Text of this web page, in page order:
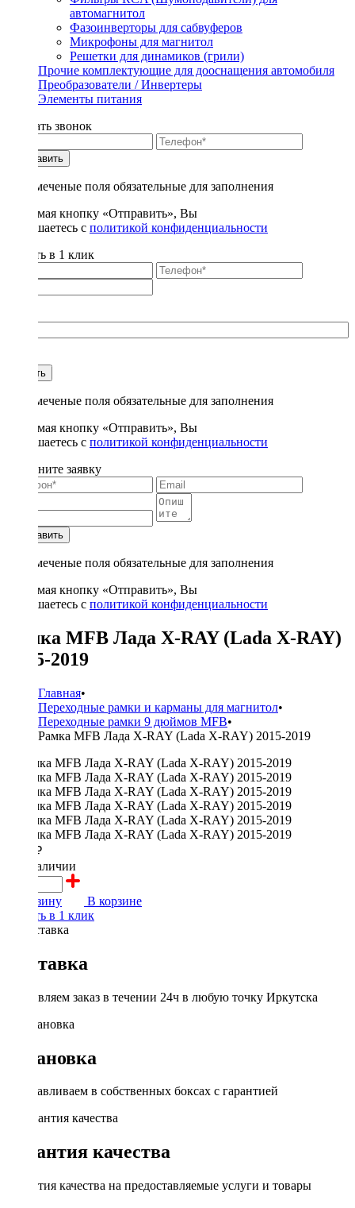
автомагнитол
Фазоинверторы для сабвуферов
Микрофоны для магнитол
Решетки для динамиков (грили)
Прочие комплектующие для дооснащения автомобиля
Преобразователи / Инвертеры
Элементы питания
Заказать звонок
Отправить
* - отмеченые поля обязательные для заполнения
Нажимая кнопку «Отправить», Вы
соглашаетесь с политикой конфиденциальности
Купить в 1 клик
Купить
* - отмеченые поля обязательные для заполнения
Нажимая кнопку «Отправить», Вы
соглашаетесь с политикой конфиденциальности
Заполните заявку
Отправить
* - отмеченые поля обязательные для заполнения
Нажимая кнопку «Отправить», Вы
соглашаетесь с политикой конфиденциальности
Рамка MFB Лада X-RAY (Lada X-RAY)
2015-2019
Главная•
Переходные рамки и карманы для магнитол•
Переходные рамки 9 дюймов MFB•
Рамка MFB Лада X-RAY (Lada X-RAY) 2015-2019
2100 ₽
в наличии
В корзину
В корзине
Купить в 1 клик
Доставка
Доставляем заказ в течении 24ч в любую точку Иркутска
Установка
Устанавливаем в собственных боксах с гарантией
Гарантия качества
Гарантия качества на предоставляемые услуги и товары